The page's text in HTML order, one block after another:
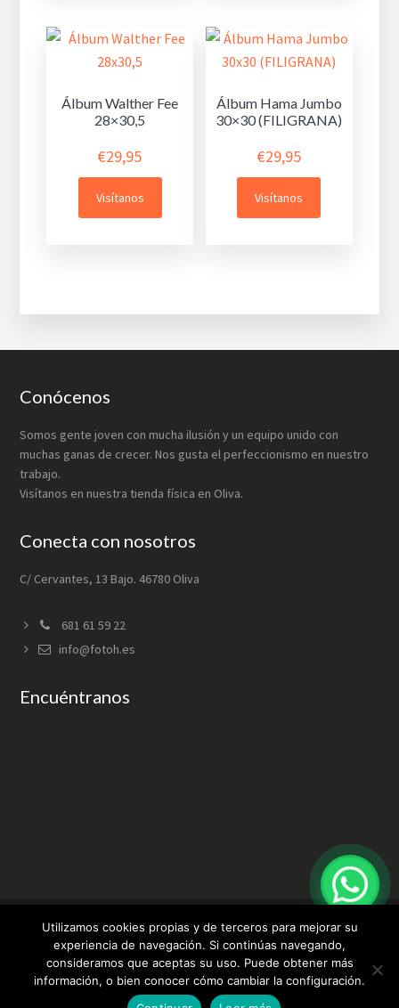
Álbum Walther Fee
28×30,5
€29,95
Visítanos
Álbum Hama Jumbo
30×30 (FILIGRANA)
€29,95
Visítanos
Footer
Conócenos
Somos gente joven con mucha ilusión y un equipo unido con
muchas ganas de crecer. Nos gusta el perfeccionismo en nuestro
trabajo.
Visítanos en nuestra tienda física en Oliva.
Conecta con nosotros
C/ Cervantes, 13 Bajo. 46780 Oliva
681 61 59 22
info@fotoh.es
Encuéntranos
Aviso Legal Condiciones de uso
Política de privacidad
Política de cookies
Utilizamos cookies propias y de terceros para mejorar su
experiencia de navegación. Si continúas navegando,
consideramos que aceptas su uso. Puede obtener más
información, o bien conocer cómo cambiar la configuración.